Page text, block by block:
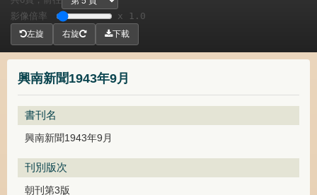
興南新聞1943年9月
書刊名
興南新聞1943年9月
刊別版次
朝刊第3版
影像倍率
x 1.0
左旋 右旋 下載